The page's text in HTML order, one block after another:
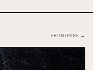
FRONTPAGE →